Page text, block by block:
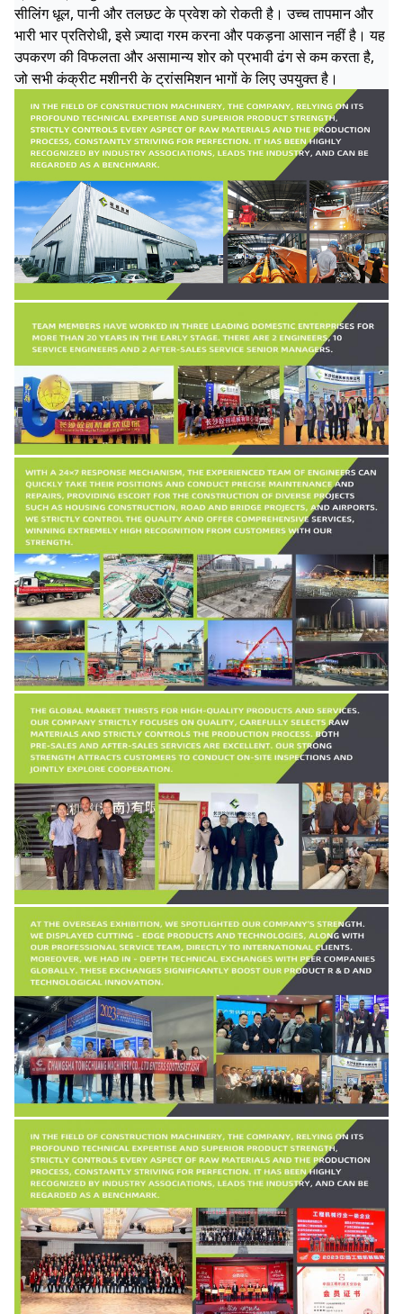
सीलिंग धूल, पानी और तलछट के प्रवेश को रोकती है। उच्च तापमान और
भारी भार प्रतिरोधी, इसे ज़्यादा गरम करना और पकड़ना आसान नहीं है। यह
उपकरण की विफलता और असामान्य शोर को प्रभावी ढंग से कम करता है,
जो सभी कंक्रीट मशीनरी के ट्रांसमिशन भागों के लिए उपयुक्त है।